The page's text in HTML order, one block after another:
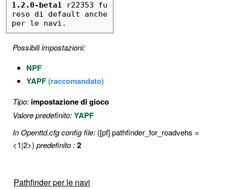
1.2.0-beta1 r22353 fu
reso di default anche
per le navi.
Possibili impostazioni:
NPF
YAPF(raccomandato)
Tipo: impostazione di gioco
Valore predefinito:YAPF
In Openttd.cfg config file: ([pf] pathfinder_for_roadvehs =
<1|2>) predefinito :2
Pathfinder per le navi